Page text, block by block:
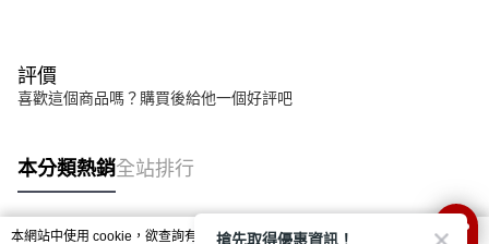
評價
喜歡這個商品嗎？購買後給他一個好評吧
本分類熱銷全站排行
本網站中使用 cookie，欲查詢有關本網站使用 cookie 方式之詳情，及若您不希
搶先取得優惠資訊！